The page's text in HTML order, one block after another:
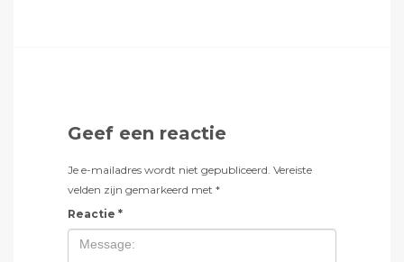
Geef een reactie
Je e-mailadres wordt niet gepubliceerd. Vereiste
velden zijn gemarkeerd met *
Reactie *